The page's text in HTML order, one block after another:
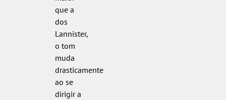
que a
dos
Lannister,
o tom
muda
drasticamente
ao se
dirigir a